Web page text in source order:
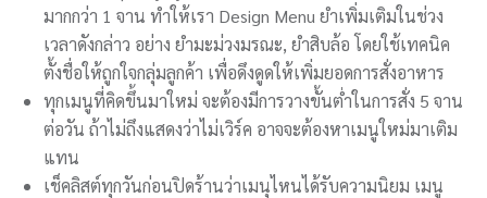
มากกว่า 1 จาน ทำให้เรา Design Menu ยำเพิ่มเติมในช่วง
เวลาดังกล่าว อย่าง ยำมะม่วงมรณะ, ยำสิบล้อ โดยใช้เทคนิค
ตั้งชื่อให้ถูกใจกลุ่มลูกค้า เพื่อดึงดูดให้เพิ่มยอดการสั่งอาหาร
ทุกเมนูที่คิดขึ้นมาใหม่ จะต้องมีการวางขั้นต่ำในการสั่ง 5 จาน
ต่อวัน ถ้าไม่ถึงแสดงว่าไม่เวิร์ค อาจจะต้องหาเมนูใหม่มาเติม
แทน
เช็คลิสต์ทุกวันก่อนปิดร้านว่าเมนุไหนได้รับความนิยม เมนู